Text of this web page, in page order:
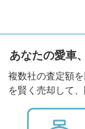
あなたの愛車
複数社の査定額
を賢く売却して